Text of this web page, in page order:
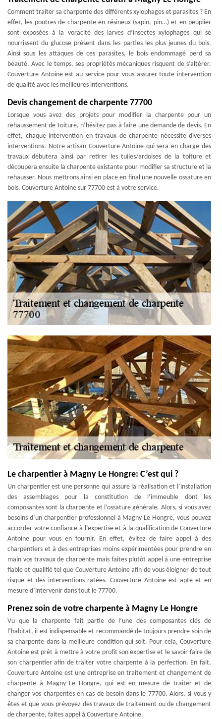
Comment traiter sa charpente des différents xylophages et parasites ? En
effet, les poutres de charpente en résineux (sapin, pin…) et en peuplier
sont exposées à la voracité des larves d’insectes xylophages qui se
nourrissent du glucose présent dans les parties les plus jeunes du bois.
Ainsi sous les attaques de ces parasites, le bois endommagé perd sa
beauté. Avec le temps, ses propriétés mécaniques risquent de s’altérer.
Couverture Antoine est au service pour vous assurer toute intervention
de qualité avec les meilleures interventions.
Devis changement de charpente 77700
Lorsque vous avez des projets pour modifier la charpente pour un
rehaussement de toiture, n’hésitez pas à faire une demande de devis. En
effet, chaque intervention en travaux de charpente nécessite diverses
interventions. Notre artisan Couverture Antoine qui sera en charge des
travaux débutera ainsi par retirer les tuiles/ardoises de la toiture et
découpera ensuite la charpente existante pour modifier sa structure et la
rehausser. Nous mettrons ainsi en place en final une nouvelle ossature en
bois. Couverture Antoine sur 77700 est à votre service.
Le charpentier à Magny Le Hongre: C’est qui ?
Un charpentier est une personne qui assure la réalisation et l’installation
des assemblages pour la constitution de l’immeuble dont les
composantes sont la charpente et l’ossature générale. Alors, si vous avez
besoins d’un charpentier professionnel à Magny Le Hongre, vous pouvez
accorder votre confiance à l’expertise et à la qualification de Couverture
Antoine pour vous en fournir. En effet, évitez de faire appel à des
charpentiers et à des entreprises moins expérimentées pour prendre en
main vos travaux de charpente mais faites plutôt appel à une entreprise
fiable et qualifié tel que Couverture Antoine afin de vous éloigner de tout
risque et des interventions ratées. Couverture Antoine est apte et en
mesure d’intervenir dans tout le 77700.
Prenez soin de votre charpente à Magny Le Hongre
Vu que la charpente fait partie de l’une des composantes clés de
l’habitat, il est indispensable et recommandé de toujours prendre soin de
sa charpente dans la meilleure condition qui soit. Pour cela, Couverture
Antoine est prêt à mettre à votre profit son expertise et le savoir-faire de
son charpentier afin de traiter votre charpente à la perfection. En fait,
Couverture Antoine est une entreprise en traitement et changement de
charpente à Magny Le Hongre, qui est en mesure de traiter et de
changer vos charpentes en cas de besoin dans le 77700. Alors, si vous y
êtes et que vous prévoyez des travaux de traitement ou de changement
de charpente, faites appel à Couverture Antoine.